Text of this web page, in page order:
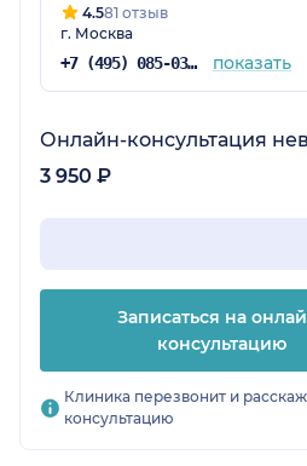
4.581 отзыв
г. Москва
+7 (495) 085-03-06 показать
Онлайн-консультация
3 950 ₽
Записаться на
консультацию
Клиника перезвонит и
консультацию